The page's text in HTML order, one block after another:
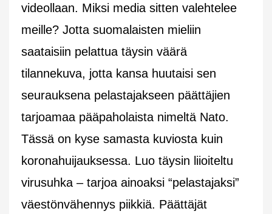
videollaan. Miksi media sitten valehtelee
meille? Jotta suomalaisten mieliin
saataisiin pelattua täysin väärä
tilannekuva, jotta kansa huutaisi sen
seurauksena pelastajakseen päättäjien
tarjoamaa pääpaholaista nimeltä Nato.
Tässä on kyse samasta kuviosta kuin
koronahuijauksessa. Luo täysin liioiteltu
virusuhka – tarjoa ainoaksi “pelastajaksi”
väestönvähennys piikkiä. Päättäjät